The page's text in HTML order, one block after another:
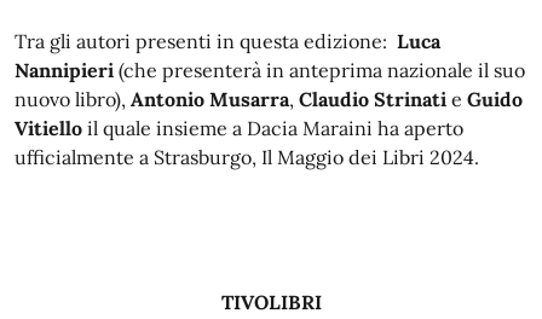
Tra gli autori presenti in questa edizione: Luca
Nannipieri (che presenterà in anteprima nazionale il suo
nuovo libro), Antonio Musarra, Claudio Strinati e Guido
Vitiello il quale insieme a Dacia Maraini ha aperto
ufficialmente a Strasburgo, Il Maggio dei Libri 2024.
TIVOLIBRI